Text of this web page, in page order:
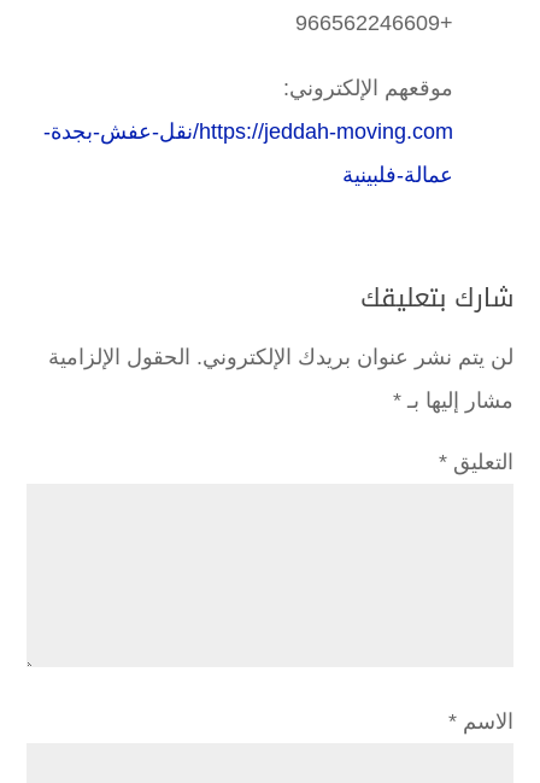
+966562246609
موقعهم الإلكتروني:
https://jeddah-moving.com/نقل-عفش-بجدة-
عمالة-فلبينية
شارك بتعليقك
لن يتم نشر عنوان بريدك الإلكتروني. الحقول الإلزامية
مشار إليها بـ *
التعليق *
الاسم *